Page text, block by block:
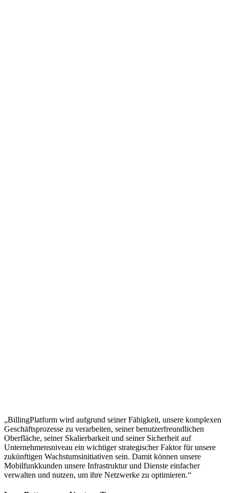
„BillingPlatform wird aufgrund seiner Fähigkeit, unsere komplexen
Geschäftsprozesse zu verarbeiten, seiner benutzerfreundlichen
Oberfläche, seiner Skalierbarkeit und seiner Sicherheit auf
Unternehmensniveau ein wichtiger strategischer Faktor für unsere
zukünftigen Wachstumsinitiativen sein. Damit können unsere
Mobilfunkkunden unsere Infrastruktur und Dienste einfacher
verwalten und nutzen, um ihre Netzwerke zu optimieren.“